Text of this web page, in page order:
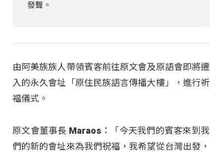
發聲。
由阿美族族人帶領賓客前往原文會及原語會即將遷
入的永久會址「原住民族語言傳播大樓」，進行祈
福儀式。
原文會董事長 Maraos：「今天我們的賓客來到我
們的新的會址來為我們祝福，我希望從台灣出發，